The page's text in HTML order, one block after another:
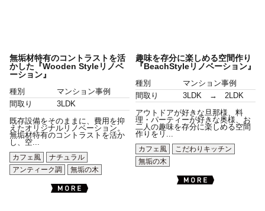
無垢材特有のコントラストを活
かした『Wooden Styleリノベ
ーション』
種別
マンション事例
間取り
3LDK
既存設備をそのままに、費用を抑
えたオリジナルリノベーション。
無垢材特有のコントラストを活か
し、空...
カフェ風
ナチュラル
アンティーク調
無垢の木
趣味を存分に楽しめる空間作り
『BeachStyleリノベーション』
種別
マンション事例
間取り
3LDK → 2LDK
アウトドアが好きな旦那様、料
理・パーティーが好きな奥様、お
二人の趣味を存分に楽しめる空間
作りをリ...
カフェ風
こだわりキッチン
無垢の木